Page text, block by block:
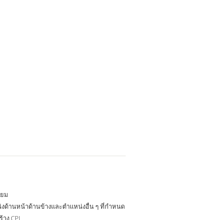
ม
ด้านหน้าด้านข้างและตำแหน่งอื่น ๆ ที่กำหนด
ง CPL